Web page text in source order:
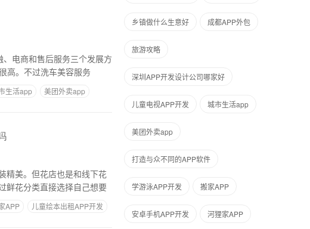
电商和售后服务三个发展方
高。不过洗车美容服务
生活app 美团外卖app
精美。但花店也是和线下花
鲜花分类直接选择自己想要
APP 儿童绘本出租APP开发
乡镇做什么生意好 成都APP外包
旅游攻略
深圳APP开发设计公司哪家好
儿童电视APP开发 城市生活app
美团外卖app
打造与众不同的APP软件
学游泳APP开发 搬家APP
安卓手机APP开发 河狸家APP